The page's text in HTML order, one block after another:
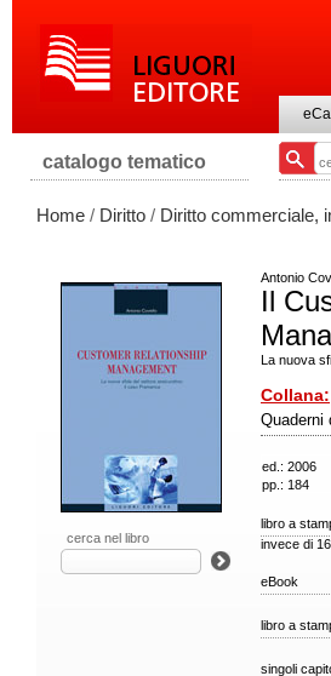
catalogo tematico
Home / Diritto / Diritto commerciale,
cerca nel libro
Antonio
Il
La nuova
Collana:
Quaderni
ed.: 2006
pp.: 184
libro a
invece di
eBook
libro a
singoli